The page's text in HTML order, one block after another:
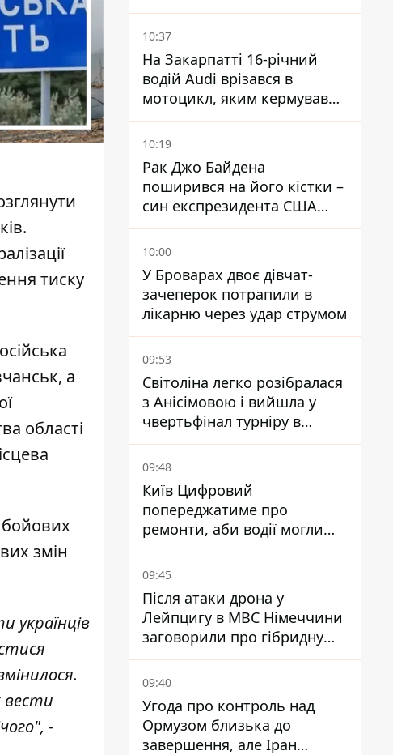
.
тиску
а
області
бойових
змін
українців
вести
-
водопостачання
10:37
На Закарпатті 16-річний
водій Audi врізався в
мотоцикл, яким кермував
10-річний хлопчик
10:19
Рак Джо Байдена
поширився на його кістки –
син експрезидента США
розповів, що хвороба
батька прогресує
10:00
У Броварах двоє дівчат-
зачеперок потрапили в
лікарню через удар струмом
09:53
Світоліна легко розібралася
з Анісімовою і вийшла у
чвертьфінал турніру в
Торонто
09:48
Київ Цифровий
попереджатиме про
ремонти, аби водії могли
уникати ділянок із заторами
09:45
Після атаки дрона у
Лейпцигу в МВС Німеччини
заговорили про гібридну
війну – ми щоденно є ціллю
09:40
Угода про контроль над
Ормузом близька до
завершення, але Іран